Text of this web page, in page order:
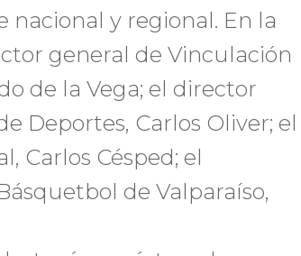
y regional. En la
general de Vinculación
de la Vega; el director
Deportes, Carlos Oliver; el
Carlos Césped; el
de Valparaíso,